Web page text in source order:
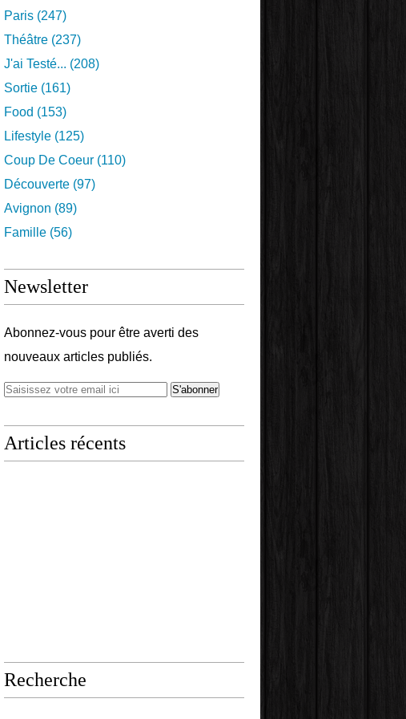
Paris (247)
Théâtre (237)
J'ai Testé... (208)
Sortie (161)
Food (153)
Lifestyle (125)
Coup De Coeur (110)
Découverte (97)
Avignon (89)
Famille (56)
Newsletter
Abonnez-vous pour être averti des
nouveaux articles publiés.
Articles récents
Recherche